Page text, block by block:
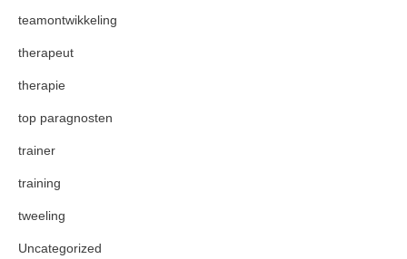
teamontwikkeling
therapeut
therapie
top paragnosten
trainer
training
tweeling
Uncategorized